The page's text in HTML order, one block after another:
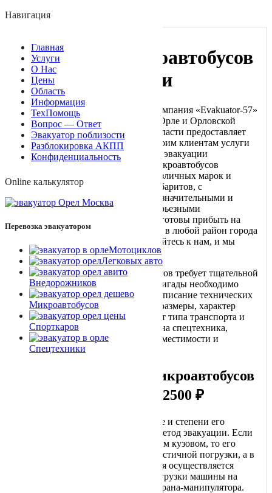
Навигация
Главная
Услуги
О Нас
Цены
Область
Информация
ТехПомощь
Вопрос — Ответ
Эвакуатор поблизости
Разблокировка АКПП
Конфиденциальность
Online калькулятор
Перевозка эвакуатором
Мотоциклов
Легковых авто
Внедорожников
Микроавтобусов
Спорткаров
Спецтехники
+7 (910) 748-17-03
Автотехпомощь online
Эвакуация микроавтобусов
по Орлу и области
Компания «Evakuator-57»
в Орле и Орловской
области предоставляет
своим клиентам услуги
по эвакуации
микроавтобусов
различных марок и
габаритов, с
незначительными и
серьезными
повреждениями. Наши эвакуаторы готовы прибыть на
место вызова в любое время суток и в любой район города
Орел и Орловской области. Обращайтесь к нам, и мы
придем на помощь!
Процедура эвакуации микроавтобусов требует тщательной
подготовки, поэтому при вызове бригады необходимо
предоставить максимально точное описание технических
характеристик машины, ее модель, размеры, характер
повреждения и пр. В зависимости от типа транспорта и
степени его поломки будет подобрана спецтехника,
которая максимально подойдет по вместимости и
грузоподъемности.
Цены на эвакуацию микроавтобусов
в Орле начинаются от 2500 ₽
Оперируя данными о микроавтобусе и степени его
повреждения, диспетчер подберет метод эвакуации. Если
транспортное средство с удлиненным кузовом, то его
эвакуация производится методом частичной погрузки, а в
случае повреждения колес эвакуация осуществляется
исключительно методом полной погрузки машины на
платформу эвакуатора с помощью крана-манипулятора.